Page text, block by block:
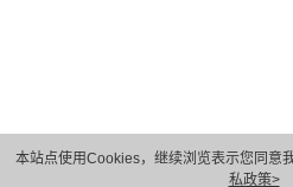
本站点使用Cookies，继续浏览表示您同意
私政策>
版权所有 © 华为技术有限公司 1998-2026